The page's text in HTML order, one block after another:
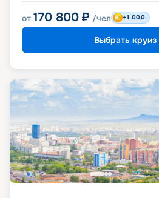
от 170 800 ₽ /чел +1 000
Выбрать круиз